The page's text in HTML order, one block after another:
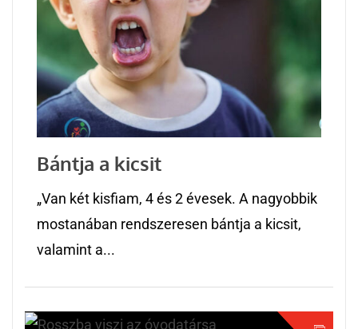
Bántja a kicsit
„Van két kisfiam, 4 és 2 évesek. A nagyobbik
mostanában rendszeresen bántja a kicsit,
valamint a...